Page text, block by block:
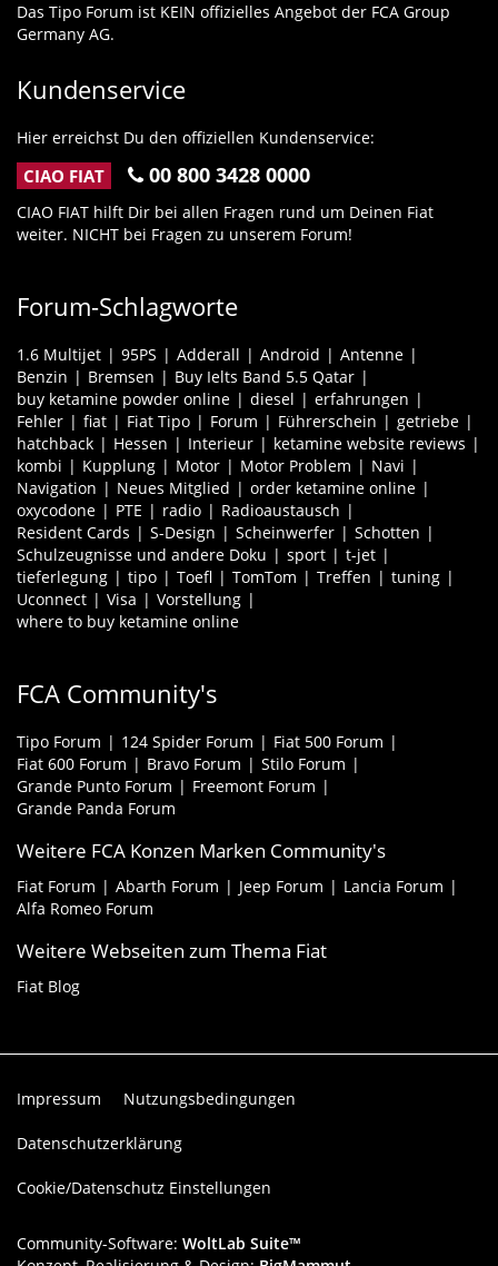
Das Tipo Forum ist KEIN offizielles Angebot der FCA Group
Germany AG.
Kundenservice
Hier erreichst Du den offiziellen Kundenservice:
CIAO FIAT 00 800 3428 0000
CIAO FIAT hilft Dir bei allen Fragen rund um Deinen Fiat
weiter. NICHT bei Fragen zu unserem Forum!
Forum-Schlagworte
1.6 Multijet 95PS Adderall Android
Antenne
Benzin
Bremsen
Buy Ielts Band 5.5 Qatar
buy ketamine powder online
diesel
erfahrungen
Fehler
fiat Fiat Tipo Forum Führerschein
getriebe
hatchback
Hessen Interieur
ketamine website reviews
kombi
Kupplung Motor Motor Problem
Navi
Navigation
Neues Mitglied
order ketamine online
oxycodone
PTE radio
Radioaustausch
Resident Cards
S-Design Scheinwerfer
Schotten
Schulzeugnisse und andere Doku
sport
t-jet
tieferlegung
tipo Toefl TomTom Treffen
tuning
Uconnect
Visa
Vorstellung
where to buy ketamine online
FCA Community's
Tipo Forum 124 Spider Forum
Fiat 500 Forum
Fiat 600 Forum
Bravo Forum
Stilo Forum
Grande Punto Forum
Freemont Forum
Grande Panda Forum
Weitere FCA Konzen Marken Community's
Fiat Forum Abarth Forum Jeep Forum
Lancia Forum
Alfa Romeo Forum
Weitere Webseiten zum Thema Fiat
Fiat Blog
Impressum Nutzungsbedingungen
Datenschutzerklärung
Cookie/Datenschutz Einstellungen
Community-Software: WoltLab Suite™